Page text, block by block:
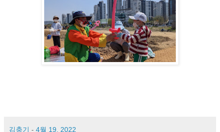
김충기 - 4월 19, 2022